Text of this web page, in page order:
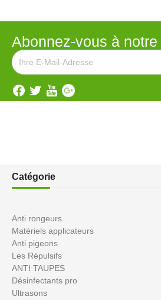
Abonnez-vous à
Catégorie
Anti rongeurs
Matériels applicateurs
Anti pigeons
Les Répulsifs
ANTI TAUPES
Désinfectants pro
Ultrasons